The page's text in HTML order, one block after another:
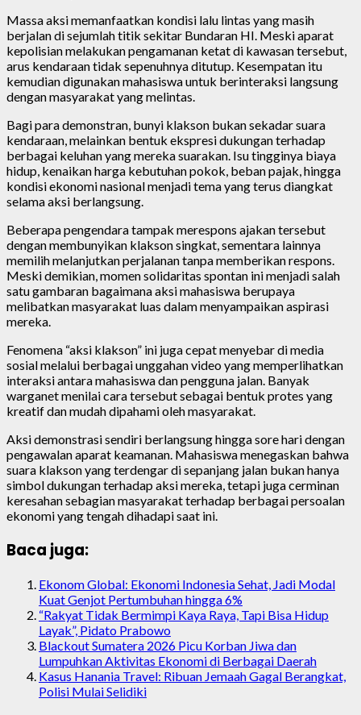
Massa aksi memanfaatkan kondisi lalu lintas yang masih
berjalan di sejumlah titik sekitar Bundaran HI. Meski aparat
kepolisian melakukan pengamanan ketat di kawasan tersebut,
arus kendaraan tidak sepenuhnya ditutup. Kesempatan itu
kemudian digunakan mahasiswa untuk berinteraksi langsung
dengan masyarakat yang melintas.
Bagi para demonstran, bunyi klakson bukan sekadar suara
kendaraan, melainkan bentuk ekspresi dukungan terhadap
berbagai keluhan yang mereka suarakan. Isu tingginya biaya
hidup, kenaikan harga kebutuhan pokok, beban pajak, hingga
kondisi ekonomi nasional menjadi tema yang terus diangkat
selama aksi berlangsung.
Beberapa pengendara tampak merespons ajakan tersebut
dengan membunyikan klakson singkat, sementara lainnya
memilih melanjutkan perjalanan tanpa memberikan respons.
Meski demikian, momen solidaritas spontan ini menjadi salah
satu gambaran bagaimana aksi mahasiswa berupaya
melibatkan masyarakat luas dalam menyampaikan aspirasi
mereka.
Fenomena “aksi klakson” ini juga cepat menyebar di media
sosial melalui berbagai unggahan video yang memperlihatkan
interaksi antara mahasiswa dan pengguna jalan. Banyak
warganet menilai cara tersebut sebagai bentuk protes yang
kreatif dan mudah dipahami oleh masyarakat.
Aksi demonstrasi sendiri berlangsung hingga sore hari dengan
pengawalan aparat keamanan. Mahasiswa menegaskan bahwa
suara klakson yang terdengar di sepanjang jalan bukan hanya
simbol dukungan terhadap aksi mereka, tetapi juga cerminan
keresahan sebagian masyarakat terhadap berbagai persoalan
ekonomi yang tengah dihadapi saat ini.
Baca juga:
Ekonom Global: Ekonomi Indonesia Sehat, Jadi Modal
Kuat Genjot Pertumbuhan hingga 6%
“Rakyat Tidak Bermimpi Kaya Raya, Tapi Bisa Hidup
Layak”, Pidato Prabowo
Blackout Sumatera 2026 Picu Korban Jiwa dan
Lumpuhkan Aktivitas Ekonomi di Berbagai Daerah
Kasus Hanania Travel: Ribuan Jemaah Gagal Berangkat,
Polisi Mulai Selidiki